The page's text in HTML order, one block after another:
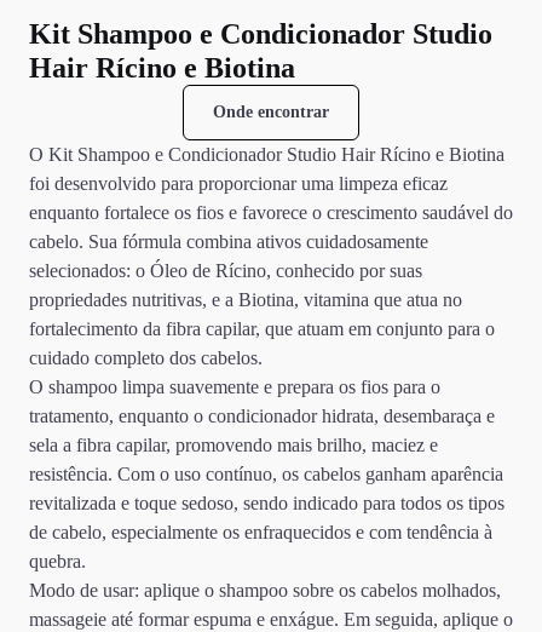
Kit Shampoo e Condicionador Studio
Hair Rícino e Biotina
Onde encontrar
O Kit Shampoo e Condicionador Studio Hair Rícino e Biotina
foi desenvolvido para proporcionar uma limpeza eficaz
enquanto fortalece os fios e favorece o crescimento saudável do
cabelo. Sua fórmula combina ativos cuidadosamente
selecionados: o Óleo de Rícino, conhecido por suas
propriedades nutritivas, e a Biotina, vitamina que atua no
fortalecimento da fibra capilar, que atuam em conjunto para o
cuidado completo dos cabelos.
O shampoo limpa suavemente e prepara os fios para o
tratamento, enquanto o condicionador hidrata, desembaraça e
sela a fibra capilar, promovendo mais brilho, maciez e
resistência. Com o uso contínuo, os cabelos ganham aparência
revitalizada e toque sedoso, sendo indicado para todos os tipos
de cabelo, especialmente os enfraquecidos e com tendência à
quebra.
Modo de usar: aplique o shampoo sobre os cabelos molhados,
massageie até formar espuma e enxágue. Em seguida, aplique o